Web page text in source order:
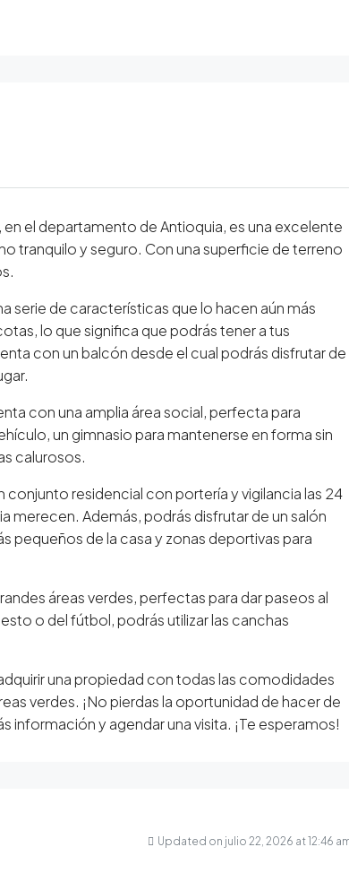
el departamento de Antioquia, es una excelente
tranquilo y seguro. Con una superficie de terreno
serie de características que lo hacen aún más
lo que significa que podrás tener a tus
con un balcón desde el cual podrás disfrutar de
con una amplia área social, perfecta para
un gimnasio para mantenerse en forma sin
calurosos.
conjunto residencial con portería y vigilancia las 24
merecen. Además, podrás disfrutar de un salón
pequeños de la casa y zonas deportivas para
áreas verdes, perfectas para dar paseos al
o del fútbol, podrás utilizar las canchas
una propiedad con todas las comodidades
verdes. ¡No pierdas la oportunidad de hacer de
y agendar una visita. ¡Te esperamos!
Updated on julio 22, 2026 at 12:46